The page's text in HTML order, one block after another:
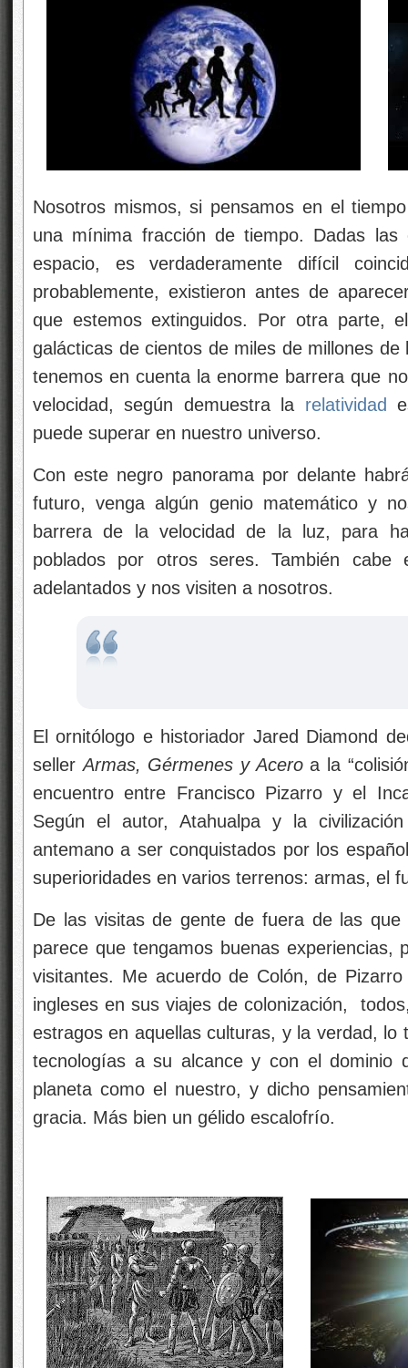
Nosotros mismos, si pensamos en el
una mínima fracción de tiempo. Dadas
espacio, es verdaderamente difícil
probablemente, existieron antes de
que estemos extinguidos. Por otra parte,
galácticas de cientos de miles de millones
tenemos en cuenta la enorme barrera que
velocidad, según demuestra la relatividad
puede superar en nuestro universo.
Con este negro panorama por delante
futuro, venga algún genio matemático y
barrera de la velocidad de la luz, para
poblados por otros seres. También
adelantados y nos visiten a nosotros.
El ornitólogo e historiador Jared Diamond
sellerArmas, Gérmenes y Aceroa la
encuentro entre Francisco Pizarro y el
Según el autor, Atahualpa y la
antemano a ser conquistados por los
superioridades en varios terrenos: armas, el
De las visitas de gente de fuera de las
parece que tengamos buenas experiencias,
visitantes. Me acuerdo de Colón, de
ingleses en sus viajes de colonización,
estragos en aquellas culturas, y la verdad,
tecnologías a su alcance y con el dominio
planeta como el nuestro, y dicho
gracia. Más bien un gélido escalofrío.